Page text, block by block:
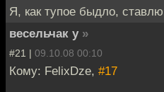
Я, как тупое быдло,
весельчак у »
#21 | 09.10.08 00:10
Кому: FelixDze, #17